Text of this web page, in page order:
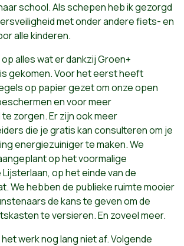
school. Als schepen heb ik gezorgd
met onder andere fiets- en
alle kinderen.
alles wat er dankzij Groen+
gekomen. Voor het eerst heeft
op papier gezet om onze open
en voor meer
zorgen. Er zijn ook meer
die je gratis kan consulteren om je
energiezuiniger te maken. We
op het voormalige
op het einde van de
We hebben de publieke ruimte mooier
de kans te geven om de
te versieren. En zoveel meer.
werk nog lang niet af. Volgende